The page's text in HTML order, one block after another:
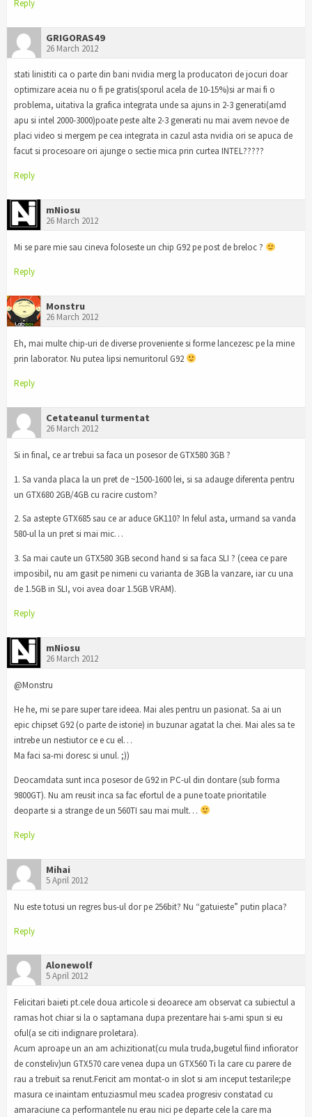
Reply
GRIGORAS49
26 March 2012
stati linistiti ca o parte din bani nvidia merg la producatori de jocuri doar
optimizare aceia nu o fi pe gratis(sporul acela de 10-15%)si ar mai fi o
problema, uitativa la grafica integrata unde sa ajuns in 2-3 generati(amd
apu si intel 2000-3000)poate peste alte 2-3 generati nu mai avem nevoe de
placi video si mergem pe cea integrata in cazul asta nvidia ori se apuca de
facut si procesoare ori ajunge o sectie mica prin curtea INTEL?????
Reply
mNiosu
26 March 2012
Mi se pare mie sau cineva foloseste un chip G92 pe post de breloc ?
Reply
Monstru
26 March 2012
Eh, mai multe chip-uri de diverse proveniente si forme lancezesc pe la mine
prin laborator. Nu putea lipsi nemuritorul G92
Reply
Cetateanul turmentat
26 March 2012
Si in final, ce ar trebui sa faca un posesor de GTX580 3GB ?
1. Sa vanda placa la un pret de ~1500-1600 lei, si sa adauge diferenta pentru
un GTX680 2GB/4GB cu racire custom?
2. Sa astepte GTX685 sau ce ar aduce GK110? In felul asta, urmand sa vanda
580-ul la un pret si mai mic…
3. Sa mai caute un GTX580 3GB second hand si sa faca SLI ? (ceea ce pare
imposibil, nu am gasit pe nimeni cu varianta de 3GB la vanzare, iar cu una
de 1.5GB in SLI, voi avea doar 1.5GB VRAM).
Reply
mNiosu
26 March 2012
@Monstru
He he, mi se pare super tare ideea. Mai ales pentru un pasionat. Sa ai un
epic chipset G92 (o parte de istorie) in buzunar agatat la chei. Mai ales sa te
intrebe un nestiutor ce e cu el…
Ma faci sa-mi doresc si unul. ;))
Deocamdata sunt inca posesor de G92 in PC-ul din dontare (sub forma
9800GT). Nu am reusit inca sa fac efortul de a pune toate prioritatile
deoparte si a strange de un 560TI sau mai mult…
Reply
Mihai
5 April 2012
Nu este totusi un regres bus-ul dor pe 256bit? Nu “gatuieste” putin placa?
Reply
Alonewolf
5 April 2012
Felicitari baieti pt.cele doua articole si deoarece am observat ca subiectul a
ramas hot chiar si la o saptamana dupa prezentare hai s-ami spun si eu
oful(a se citi indignare proletara).
Acum aproape un an am achizitionat(cu mula truda,bugetul fiind infiorator
de consteliv)un GTX570 care venea dupa un GTX560 Ti la care cu parere de
rau a trebuit sa renut.Fericit am montat-o in slot si am inceput testarile;pe
masura ce inaintam entuziasmul meu scadea progresiv constatad cu
amaraciune ca performantele nu erau nici pe departe cele la care ma